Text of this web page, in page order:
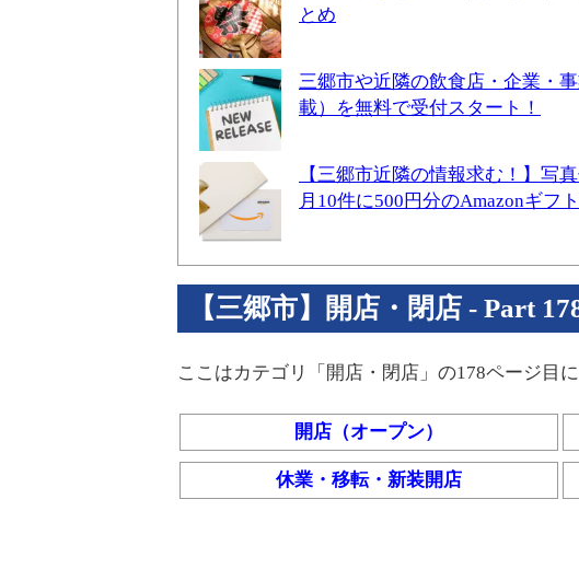
とめ
三郷市や近隣の飲食店・企業・
載）を無料で受付スタート！
【三郷市近隣の情報求む！】写
月10件に500円分のAmazonギフ
【三郷市】開店・閉店 - Part
ここはカテゴリ「開店・閉店」の178ページ目に
開店（オープン）
休業・移転・新装開店